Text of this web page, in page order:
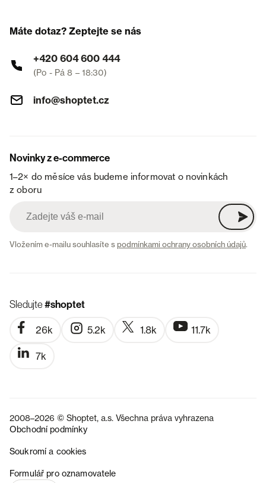
Máte dotaz? Zeptejte se nás
+420 604 600 444
(Po - Pá 8 – 18:30)
info@shoptet.cz
Novinky z e-commerce
1–2× do měsíce vás budeme informovat o novinkách
z oboru
Vložením e-mailu souhlasíte spodmínkami ochrany osobních údajů.
Sledujte#shoptet
26k 5.2k 1.8k 11.7k
7k
2008–2026 © Shoptet, a.s. Všechna práva vyhrazena
Obchodní podmínky
Soukromí a cookies
Formulář pro oznamovatele